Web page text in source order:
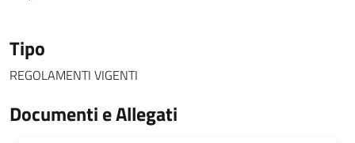
Tipo
REGOLAMENTI VIGENTI
Documenti e Allegati